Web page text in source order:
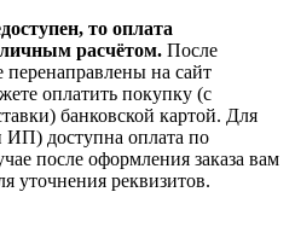
то оплата
расчётом. После
перенаправлены на сайт
оплатить покупку (с
банковской картой. Для
доступна оплата по
после оформления заказа вам
уточнения реквизитов.